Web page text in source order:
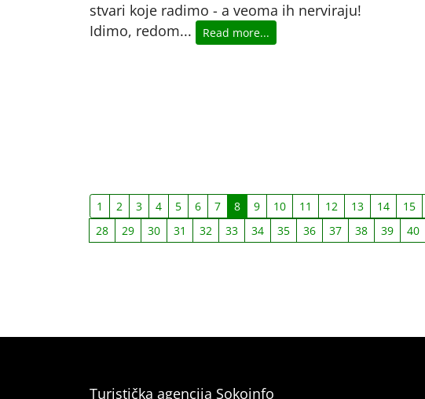
stvari koje radimo - a veoma ih nerviraju!
Idimo, redom...
Read more...
1 2 3 4 5 6 7 8 9 10 11 12 13 14 15
28
29 30 31 32 33 34 35 36 37 38 39 40
Turistička agencija Sokoinfo